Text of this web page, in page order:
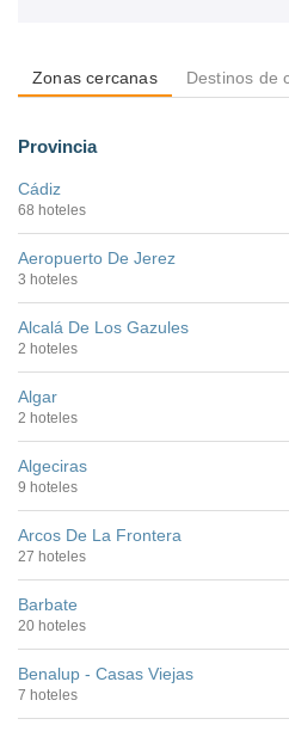
Zonas cercanas Destinos de
Provincia
Cádiz
68 hoteles
Aeropuerto De Jerez
3 hoteles
Alcalá De Los Gazules
2 hoteles
Algar
2 hoteles
Algeciras
9 hoteles
Arcos De La Frontera
27 hoteles
Barbate
20 hoteles
Benalup - Casas Viejas
7 hoteles